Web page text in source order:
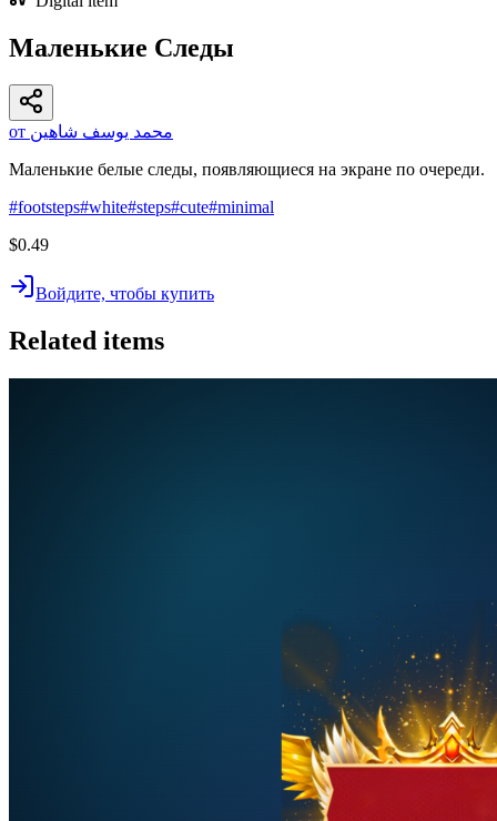
Маленькие Следы
от محمد يوسف شاهين
Маленькие белые следы, появляющиеся на экране по очереди.
#footsteps#white#steps#cute#minimal
$0.49
Войдите, чтобы купить
Related items